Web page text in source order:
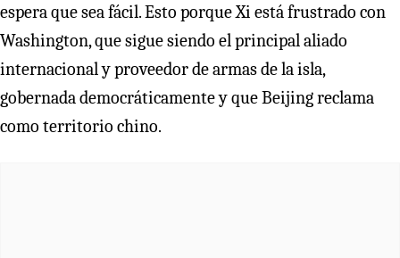
espera que sea fácil. Esto porque Xi está frustrado con
Washington, que sigue siendo el principal aliado
internacional y proveedor de armas de la isla,
gobernada democráticamente y que Beijing reclama
como territorio chino.